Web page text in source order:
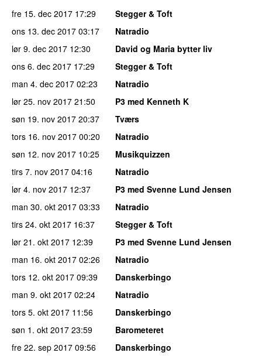
fre 15. dec 2017 17:29
Stegger & Toft
ons 13. dec 2017 03:17
Natradio
lør 9. dec 2017 12:30
David og Maria bytter liv
ons 6. dec 2017 17:29
Stegger & Toft
man 4. dec 2017 02:23
Natradio
lør 25. nov 2017 21:50
P3 med Kenneth K
søn 19. nov 2017 20:37
Tværs
tors 16. nov 2017 00:20
Natradio
søn 12. nov 2017 10:25
Musikquizzen
tirs 7. nov 2017 04:16
Natradio
lør 4. nov 2017 12:37
P3 med Svenne Lund Jensen
man 30. okt 2017 03:33
Natradio
tirs 24. okt 2017 16:37
Stegger & Toft
lør 21. okt 2017 12:39
P3 med Svenne Lund Jensen
man 16. okt 2017 02:26
Natradio
tors 12. okt 2017 09:39
Danskerbingo
man 9. okt 2017 02:24
Natradio
tors 5. okt 2017 11:56
Danskerbingo
søn 1. okt 2017 23:59
Barometeret
fre 22. sep 2017 09:56
Danskerbingo